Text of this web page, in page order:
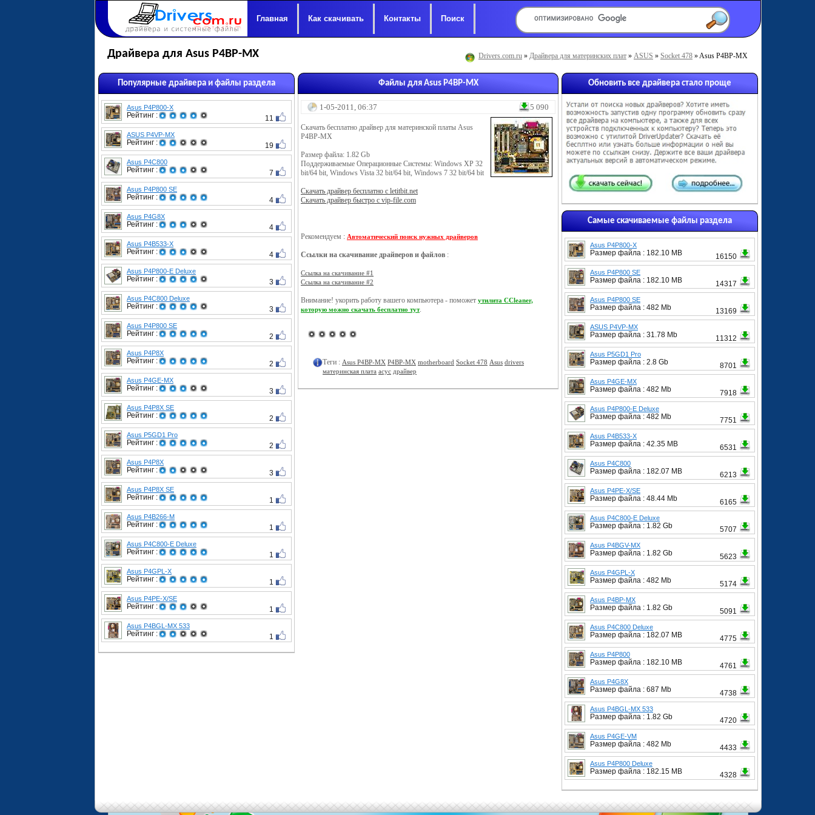
Главная Как скачивать Контакты Поиск
Драйвера для Asus P4BP-MX Drivers.com.ru » Драйвера для материнских плат » ASUS » Socket 478 » Asus P4BP-MX
Популярные драйвера и файлы раздела
Asus P4P800-X
Рейтинг : 11
ASUS P4VP-MX
Рейтинг : 19
Asus P4C800
Рейтинг : 7
Asus P4P800 SE
Рейтинг : 4
Asus P4G8X
Рейтинг : 4
Asus P4B533-X
Рейтинг : 4
Asus P4P800-E Deluxe
Рейтинг : 3
Asus P4C800 Deluxe
Рейтинг : 3
Asus P4P800 SE
Рейтинг : 2
Asus P4P8X
Рейтинг : 2
Asus P4GE-MX
Рейтинг : 3
Asus P4P8X SE
Рейтинг : 2
Asus P5GD1 Pro
Рейтинг : 2
Asus P4P8X
Рейтинг : 3
Asus P4P8X SE
Рейтинг : 1
Asus P4B266-M
Рейтинг : 1
Asus P4C800-E Deluxe
Рейтинг : 1
Asus P4GPL-X
Рейтинг : 1
Asus P4PE-X/SE
Рейтинг : 1
Asus P4BGL-MX 533
Рейтинг : 1
Обновить все драйвера стало проще
Самые скачиваемые файлы раздела
Asus P4P800-X
Размер файла : 182.10 MB 16150
Asus P4P800 SE
Размер файла : 182.10 MB 14317
Asus P4P800 SE
Размер файла : 482 Mb 13169
ASUS P4VP-MX
Размер файла : 31.78 Mb 11312
Asus P5GD1 Pro
Размер файла : 2.8 Gb 8701
Asus P4GE-MX
Размер файла : 482 Mb 7918
Asus P4P800-E Deluxe
Размер файла : 482 Mb 7751
Asus P4B533-X
Размер файла : 42.35 MB 6531
Asus P4C800
Размер файла : 182.07 MB 6213
Asus P4PE-X/SE
Размер файла : 48.44 Mb 6165
Asus P4C800-E Deluxe
Размер файла : 1.82 Gb 5707
Asus P4BGV-MX
Размер файла : 1.82 Gb 5623
Asus P4GPL-X
Размер файла : 482 Mb 5174
Asus P4BP-MX
Размер файла : 1.82 Gb 5091
Asus P4C800 Deluxe
Размер файла : 182.07 MB 4775
Asus P4P800
Размер файла : 182.10 MB 4761
Asus P4G8X
Размер файла : 687 Mb 4738
Asus P4BGL-MX 533
Размер файла : 1.82 Gb 4720
Asus P4GE-VM
Размер файла : 482 Mb 4433
Asus P4P800 Deluxe
Размер файла : 182.15 MB 4328
Файлы для Asus P4BP-MX
1-05-2011, 06:37 5 090
Скачать бесплатно драйвер для материнской платы Asus
P4BP-MX
Размер файла: 1.82 Gb
Поддерживаемые Операционные Системы: Windows XP 32
bit/64 bit, Windows Vista 32 bit/64 bit, Windows 7 32 bit/64 bit
Скачать драйвер бесплатно с letitbit.net
Скачать драйвер быстро с vip-file.com
Рекомендуем : Автоматический поиск нужных драйверов
Ссылки на скачивание драйверов и файлов :
Ссылка на скачивание #1
Ссылка на скачивание #2
Внимание! укорить работу вашего компьютера - поможет утилита CCleaner,
которую можно скачать бесплатно тут.
Теги : Asus P4BP-MX P4BP-MX motherboard Socket 478 Asus drivers
материнская плата асус драйвер